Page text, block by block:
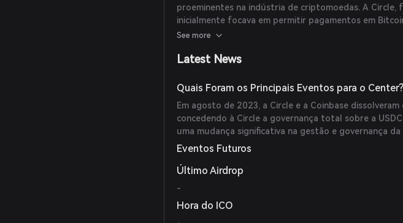
proeminentes na indústria de criptomoedas. A Circle,
inicialmente focava em permitir pagamentos em
para um importante emissor de stablecoins. A
See more
Latest News
Quais Foram os Principais Eventos para o Center?
Em agosto de 2023, a Circle e a Coinbase
concedendo à Circle a governança total sobre a
uma mudança significativa na gestão e governança
Eventos Futuros
Último Airdrop
-
Hora do ICO